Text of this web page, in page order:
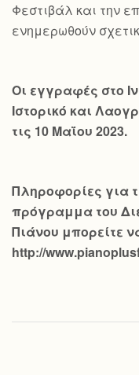
Φεστιβάλ και την
ενημερωθούν
Οι εγγραφές στο
Ιστορικό και
τις 10 Μαΐου 2023.
Πληροφορίες για
πρόγραμμα του
Πιάνου μπορείτε
http://